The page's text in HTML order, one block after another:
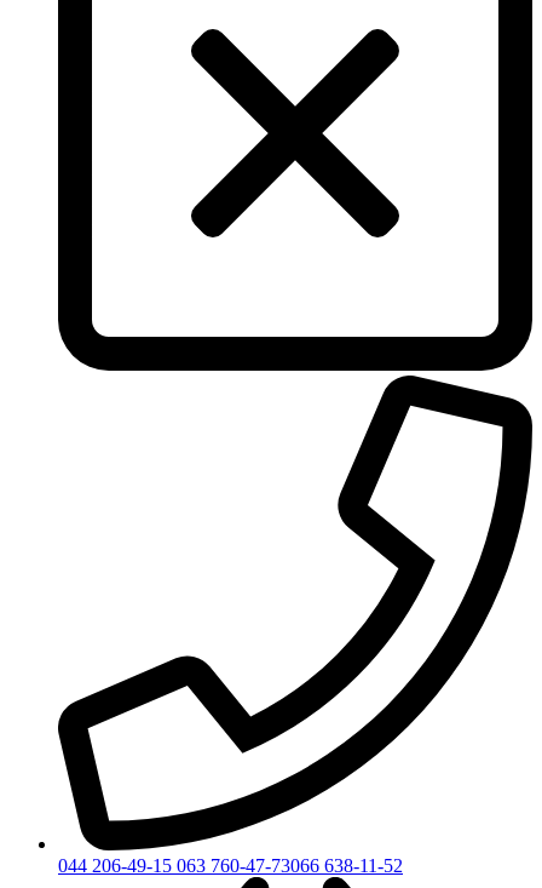
044 206-49-15 063 760-47-73066 638-11-52